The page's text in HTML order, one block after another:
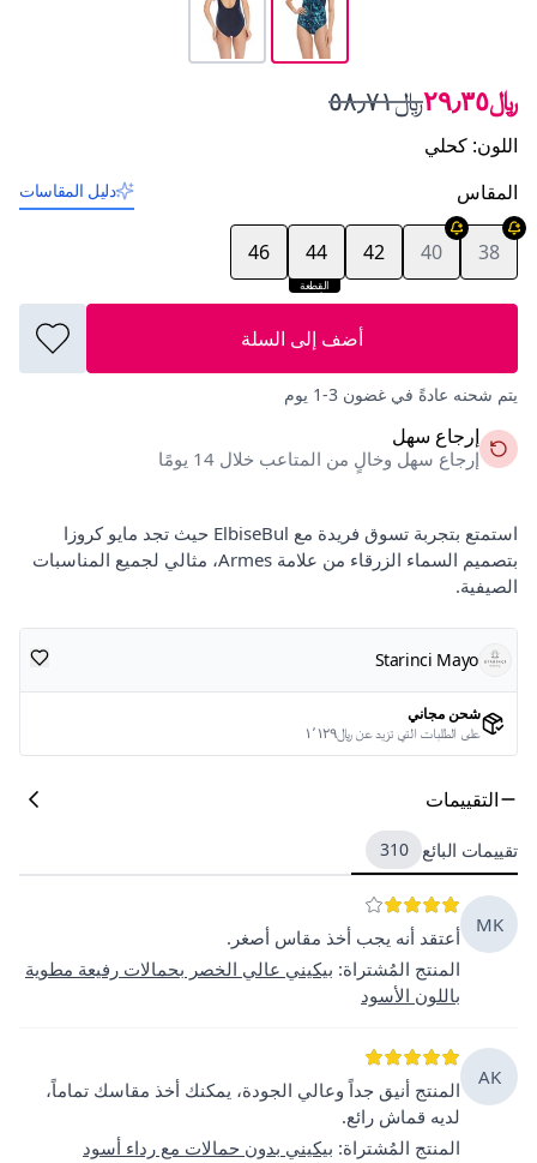
﷼٢٩٫٣٥ ﷼٥٨٫٧١
اللون: كحلي
المقاس
دليل المقاسات
38
40
42
القطعة
44
46
أضف إلى السلة
يتم شحنه عادةً في غضون 3-1 يوم
إرجاع سهل
إرجاع سهل وخالٍ من المتاعب خلال 14 يومًا
استمتع بتجربة تسوق فريدة مع ElbiseBul حيث تجد مايو كروزا
بتصميم السماء الزرقاء من علامة Armes، مثالي لجميع المناسبات
الصيفية.
Starinci Mayo
شحن مجاني
على الطلبات التي تزيد عن ﷼١٬١٢٩
التقييمات
تقييمات البائع 310
MK
أعتقد أنه يجب أخذ مقاس أصغر.
المنتج المُشتراة: بيكيني عالي الخصر بحمالات رفيعة مطوية
باللون الأسود
AK
المنتج أنيق جداً وعالي الجودة، يمكنك أخذ مقاسك تماماً،
لديه قماش رائع.
المنتج المُشتراة: بيكيني بدون حمالات مع رداء أسود